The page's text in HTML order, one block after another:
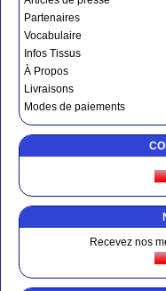
Partenaires
Vocabulaire
Infos Tissus
À Propos
Livraisons
Modes de paiements
Recevez nos